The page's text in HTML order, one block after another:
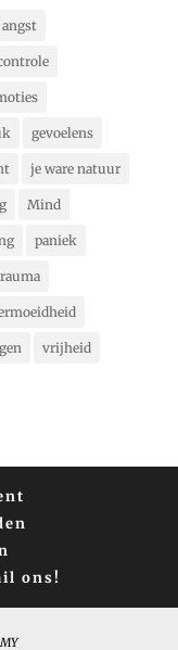
angst
gevoelens
je ware natuur
Mind
paniek
vrijheid
ons!